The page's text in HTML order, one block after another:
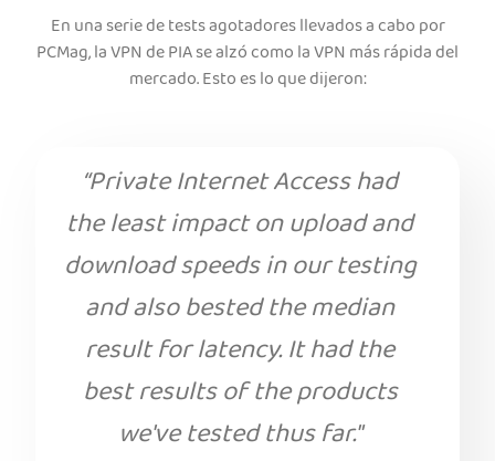
En una serie de tests agotadores llevados a cabo por
PCMag, la VPN de PIA se alzó como la VPN más rápida del
mercado. Esto es lo que dijeron:
“Private Internet Access had
the least impact on upload and
download speeds in our testing
and also bested the median
result for latency. It had the
best results of the products
we've tested thus far."